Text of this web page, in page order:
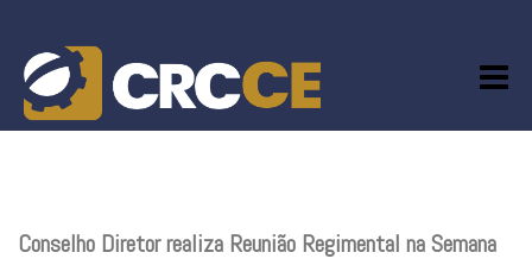
content
Conselho Diretor realiza Reunião Regimental na Semana